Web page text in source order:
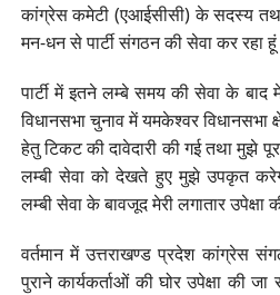
कांग्रेस कमेटी (एआईसीसी) के सदस्य
मन-धन से पार्टी संगठन की सेवा कर रहा
पार्टी में इतने लम्बे समय की सेवा के बाद
विधानसभा चुनाव में यमकेश्वर विधानसभा
हेतु टिकट की दावेदारी की गई तथा मुझे
लम्बी सेवा को देखते हुए मुझे उपकृत करेगा,
लम्बी सेवा के बावजूद मेरी लगातार उपेक्षा
वर्तमान में उत्तराखण्ड प्रदेश कांग्रेस
पुराने कार्यकर्ताओं की घोर उपेक्षा की